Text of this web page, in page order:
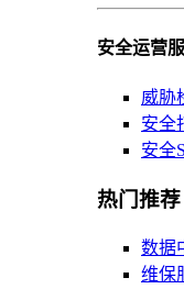
安全运营
威胁
安全
安全
热门推荐
数据
维保